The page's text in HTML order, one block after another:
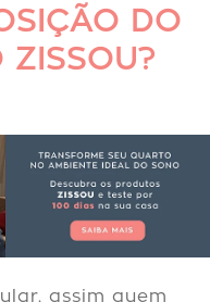
DO
ZISSOU?
assim quem